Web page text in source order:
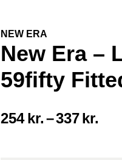
NEW ERA
New Era –
59fifty
254 kr.–337 kr.